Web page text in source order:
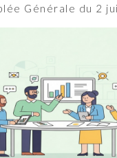
Générale du 2